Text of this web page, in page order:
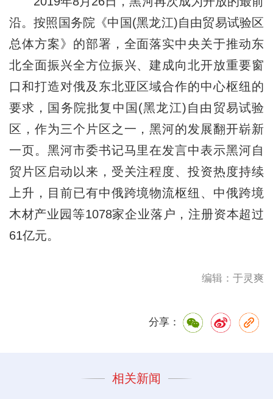
沿。按照国务院《中国(黑龙江)自由贸易试验区
总体方案》的部署，全面落实中央关于推动东
北全面振兴全方位振兴、建成向北开放重要窗
口和打造对俄及东北亚区域合作的中心枢纽的
要求，国务院批复中国(黑龙江)自由贸易试验
区，作为三个片区之一，黑河的发展翻开崭新
一页。黑河市委书记马里在发言中表示黑河自
贸片区启动以来，受关注程度、投资热度持续
上升，目前已有中俄跨境物流枢纽、中俄跨境
木材产业园等1078家企业落户，注册资本超过
61亿元。
编辑：于灵爽
分享：
相关新闻